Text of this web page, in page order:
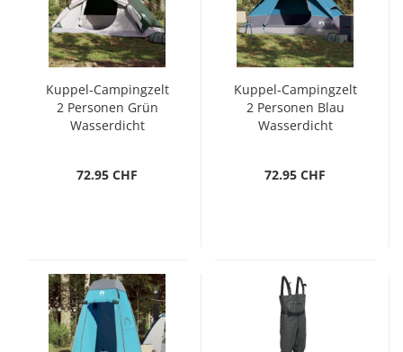
Kuppel-Campingzelt
2 Personen Grün
Wasserdicht
72.95 CHF
Kuppel-Campingzelt
2 Personen Blau
Wasserdicht
72.95 CHF